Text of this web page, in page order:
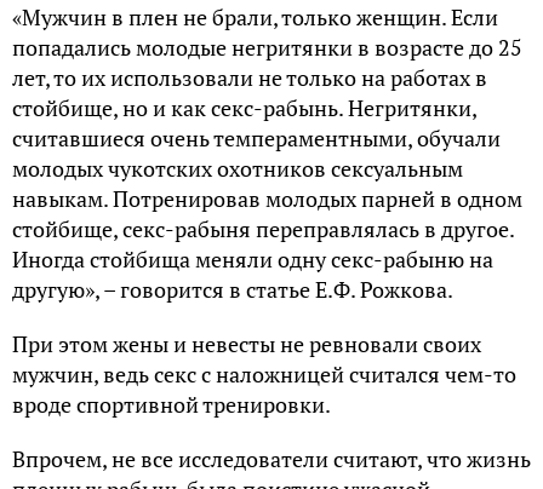
«Мужчин в плен не брали, только женщин. Если
попадались молодые негритянки в возрасте до 25
лет, то их использовали не только на работах в
стойбище, но и как секс-рабынь. Негритянки,
считавшиеся очень темпераментными, обучали
молодых чукотских охотников сексуальным
навыкам. Потренировав молодых парней в одном
стойбище, секс-рабыня переправлялась в другое.
Иногда стойбища меняли одну секс-рабыню на
другую», – говорится в статье Е.Ф. Рожкова.
При этом жены и невесты не ревновали своих
мужчин, ведь секс с наложницей считался чем-то
вроде спортивной тренировки.
Впрочем, не все исследователи считают, что жизнь